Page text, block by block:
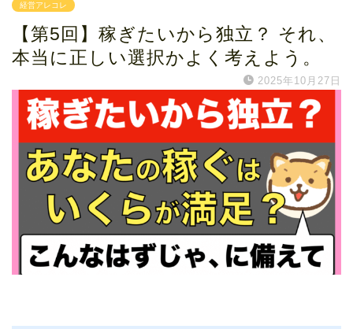
経営アレコレ
【第5回】稼ぎたいから独立？ それ、
本当に正しい選択かよく考えよう。
2025年10月27日